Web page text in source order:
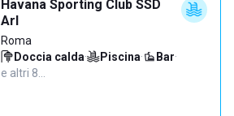
Havana Sporting Club SSD
Arl
Roma
Doccia calda· Piscina· Bar·
e altri 8…